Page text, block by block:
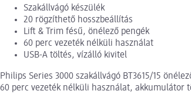
Szakállvágó készülék
20 rögzíthető hosszbeállítás
Lift & Trim fésű, önélező pengék
60 perc vezeték nélküli használat
USB-A töltés, vízálló kivitel
Philips Series 3000 szakállvágó BT3615/15
60 perc vezeték nélküli használat, akkumulátor